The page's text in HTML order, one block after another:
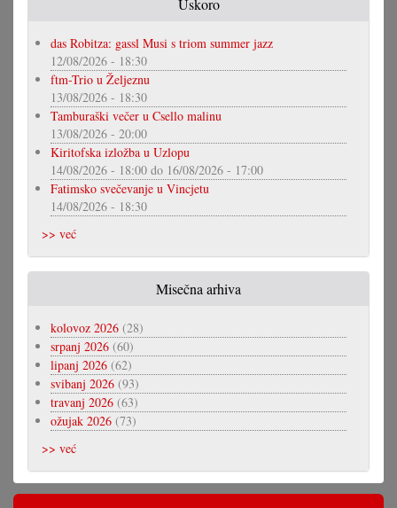
Uskoro
das Robitza: gassl Musi s triom summer jazz
12/08/2026 - 18:30
ftm-Trio u Željeznu
13/08/2026 - 18:30
Tamburaški večer u Csello malinu
13/08/2026 - 20:00
Kiritofska izložba u Uzlopu
14/08/2026 - 18:00 do 16/08/2026 - 17:00
Fatimsko svečevanje u Vincjetu
14/08/2026 - 18:30
>> već
Misečna arhiva
kolovoz 2026 (28)
srpanj 2026 (60)
lipanj 2026 (62)
svibanj 2026 (93)
travanj 2026 (63)
ožujak 2026 (73)
>> već